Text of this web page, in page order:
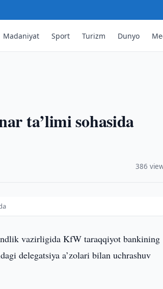
Madaniyat Sport Turizm Dunyo
ta’limi sohasida
386
vazirligida KfW taraqqiyot bankining
delegatsiya a’zolari bilan uchrashuv